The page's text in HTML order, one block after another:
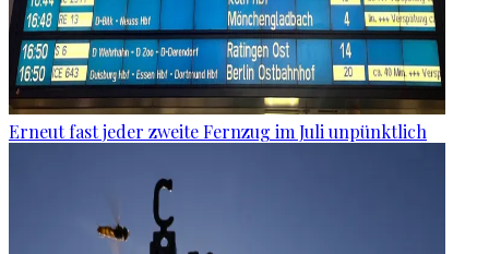
Erneut fast jeder zweite Fernzug im Juli unpünktlich